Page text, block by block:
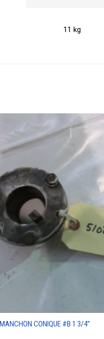
11 kg
MANCHON CONIQUE #B 1 3/4”